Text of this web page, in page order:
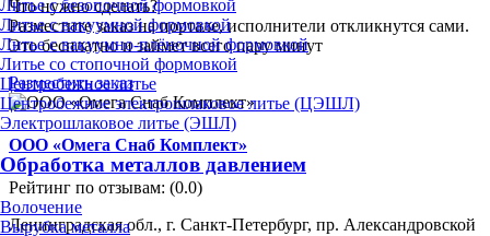
Литье с безопочной формовкой
Литье с вакуумной формовкой
Литье с вакуумно-плёночной формовкой
Литье со стопочной формовкой
Центробежное литье
Центробежное электрошлаковое литье (ЦЭШЛ)
Электрошлаковое литье (ЭШЛ)
Обработка металлов давлением
Волочение
Вырубка металла
Что нужно сделать?
Разместите заказ на портале, исполнители откликнутся сами.
Это бесплатно и займет всего пару минут
Разместить заказ
ООО «Омега Снаб Комплект»
Рейтинг по отзывам: (0.0)
Ленинградская обл., г. Санкт-Петербург, пр. Александровской